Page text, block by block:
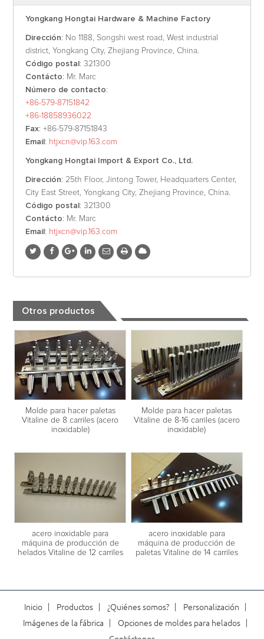
Yongkang Hongtai Hardware & Machine Factory
Dirección: No 1188, Songshi west road, West industrial
district, Yongkang City, Zhejiang Province, China.
Código postal: 321300
Contácto: Mr. Marc
Número de contacto:
+86-579-87151842
+86-18858936022
Fax: +86-579-87151843
Email: htjxcn@vip.163.com
Yongkang Hongtai Import & Export Co., Ltd.
Dirección: 25th Floor, Jintong Tower, Headquarters Center,
City East Street, Yongkang City, Zhejiang Province, China.
Código postal: 321300
Contácto: Mr. Marc
Email: htjxcn@vip.163.com
Otros productos
Molde para hacer paletas
Vitaline de 8 carriles (acero
inoxidable)
Molde para hacer paletas
Vitaline de 8-16 carriles (acero
inoxidable)
acero inoxidable para
máquina de producción de
helados Vitaline de 12 carriles
acero inoxidable para
máquina de producción de
paletas Vitaline de 14 carriles
Inicio Productos ¿Quiénes somos?
Personalización
Imágenes de la fábrica
Opciones de moldes para helados